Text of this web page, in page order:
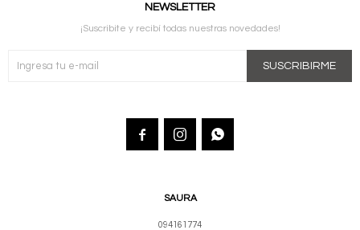
SAURA
094161774
NEWSLETTER
¡Suscribite y recibí todas nuestras novedades!
SUSCRIBIRME
  